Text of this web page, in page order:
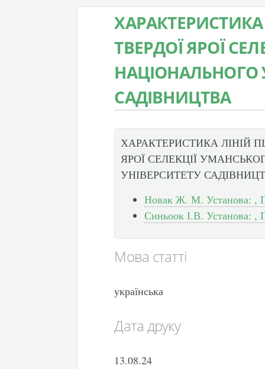
ТВЕРДОЇ ЯРОЇ
НАЦІОНАЛЬНОГО
САДІВНИЦТВА
ХАРАКТЕРИСТИКА ЛІНІЙ
ЯРОЇ СЕЛЕКЦІЇ
УНІВЕРСИТЕТУ
Новак Ж. М. Установа: ,
Синьоок І.В. Установа: ,
Мова статті
українська
Дата друку
13.08.24